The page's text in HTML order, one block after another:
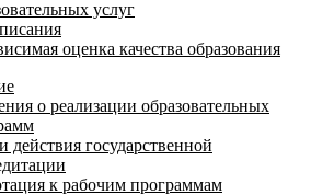
услуг
оценка качества образования
о реализации образовательных
действия государственной
к рабочим программам